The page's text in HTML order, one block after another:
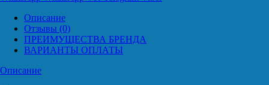
Описание
Отзывы (0)
ПРЕИМУЩЕСТВА БРЕНДА
ВАРИАНТЫ ОПЛАТЫ
Описание